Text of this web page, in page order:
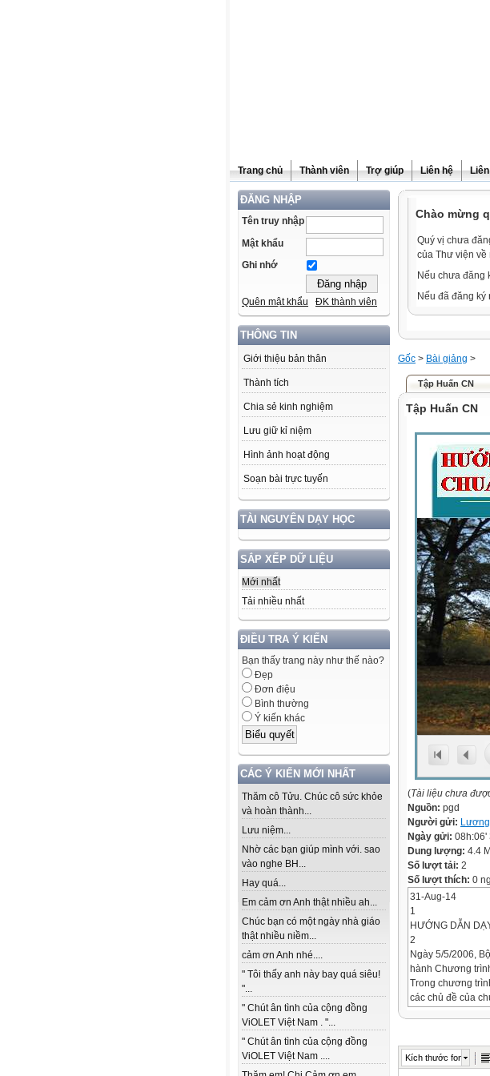
Trang chủ Thành viên Trợ giúp Liên hệ
ĐĂNG NHẬP
Tên truy nhập
Mật khẩu
Ghi nhớ
Quên mật khẩu ĐK thành viên
THÔNG TIN
Giới thiệu bản thân
Thành tích
Chia sẻ kinh nghiệm
Lưu giữ kỉ niệm
Hình ảnh hoạt động
Soạn bài trực tuyến
TÀI NGUYÊN DẠY HỌC
SẮP XẾP DỮ LIỆU
Mới nhất
Tải nhiều nhất
ĐIỀU TRA Ý KIẾN
Bạn thấy trang này như thế nào?
Đẹp
Đơn điệu
Bình thường
Ý kiến khác
CÁC Ý KIẾN MỚI NHẤT
Thăm cô Tửu. Chúc cô sức khỏe
và hoàn thành...
Lưu niệm...
Nhờ các bạn giúp mình với. sao
vào nghe BH...
Hay quá...
Em cảm ơn Anh thật nhiều ah...
Chúc bạn có một ngày nhà giáo
thật nhiều niềm...
cảm ơn Anh nhé....
" Tôi thấy anh này bay quá siêu!
"...
" Chút ân tình của cộng đồng
ViOLET Việt Nam . "...
" Chút ân tình của cộng đồng
ViOLET Việt Nam ....
Chào mừng
Quý vị chưa
của Thư viện về
Nếu chưa đăng
Nếu đã đăng
Gốc > Bài giảng >
Tập Huấn CN
Tập Huấn CN
(Tài liệu chưa
Nguồn: pgd
Người gửi:
Ngày gửi: 08h:06'
Dung lượng: 4.4
Số lượt tải: 2
Số lượt thích: 0
31-Aug-14
1
HƯỚNG DẪN
2
Ngày 5/5/2006,
hành Chương
Trong chương
các chủ đề của
Nhìn chung ở các
năng trong giảng
Kích thước font